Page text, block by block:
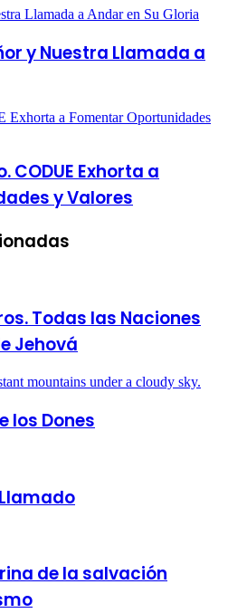
Llamada a Andar en Su Gloria
y Nuestra Llamada a
Exhorta a Fomentar Oportunidades
CODUE Exhorta a
y Valores
Todas las Naciones
Jehová
los Dones
de la salvación